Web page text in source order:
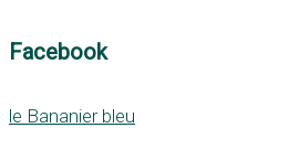
Facebook
le Bananier bleu